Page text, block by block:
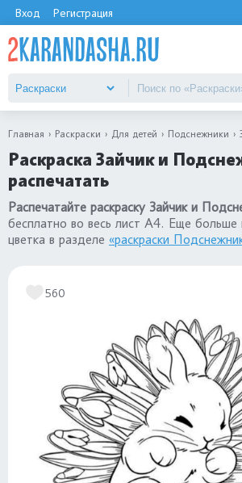
Вход Регистрация
Главная Раскраски Для детей Подснежники
Раскраска Зайчик и
распечатать
Распечатайте раскраску Зайчик и
бесплатно во весь лист А4. Еще больше
цветка в разделе «раскраски
560